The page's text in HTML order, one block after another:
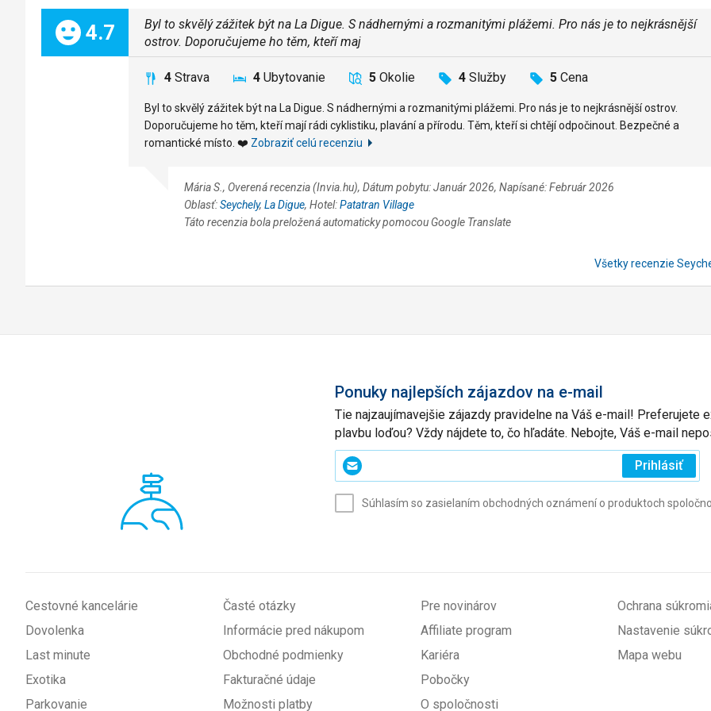
Celkom:
4.7
Byl to skvělý zážitek být na La Digue. S nádhernými a rozmanitými plážemi. Pro nás je to nejkrásnější
ostrov. Doporučujeme ho těm, kteří maj
4 Strava 4 Ubytovanie 5 Okolie 4 Služby 5 Cena
Byl to skvělý zážitek být na La Digue. S nádhernými a rozmanitými plážemi. Pro nás je to nejkrásnější ostrov.
Doporučujeme ho těm, kteří mají rádi cyklistiku, plavání a přírodu. Těm, kteří si chtějí odpočinout. Bezpečné a
romantické místo. ❤️ Zobraziť celú recenziu
Mária S., Overená recenzia (Invia.hu), Dátum pobytu: Január 2026, Napísané: Február 2026
Oblasť:Seychely, La Digue, Hotel:Patatran Village
Táto recenzia bola preložená automaticky pomocou Google Translate
Všetky recenzie
Ponuky najlepších zájazdov na e-mail
Tie najzaujímavejšie zájazdy pravidelne na Váš e-mail! Preferujete
plavbu loďou? Vždy nájdete to, čo hľadáte. Nebojte, Váš e-mail
Zadajte
svoj
Prihlásiť
Súhlasím so zasielaním obchodných oznámení o produktoch
Cestovné kancelárie
Dovolenka
Last minute
Exotika
Parkovanie
Časté otázky
Informácie pred nákupom
Obchodné podmienky
Fakturačné údaje
Možnosti platby
Pre novinárov
Affiliate program
Kariéra
Pobočky
O spoločnosti
Ochrana
Nastavenie
Mapa webu